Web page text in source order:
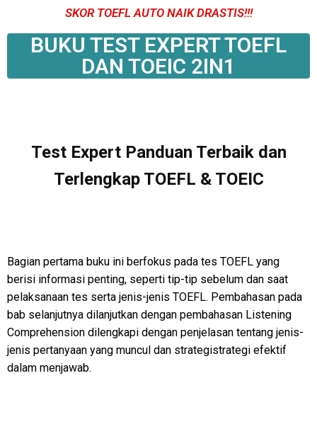
SKOR TOEFL AUTO NAIK DRASTIS!!!
BUKU TEST EXPERT TOEFL
DAN TOEIC 2IN1
Test Expert Panduan Terbaik dan
Terlengkap TOEFL & TOEIC
Bagian pertama buku ini berfokus pada tes TOEFL yang
berisi informasi penting, seperti tip-tip sebelum dan saat
pelaksanaan tes serta jenis-jenis TOEFL. Pembahasan pada
bab selanjutnya dilanjutkan dengan pembahasan Listening
Comprehension dilengkapi dengan penjelasan tentang jenis-
jenis pertanyaan yang muncul dan strategistrategi efektif
dalam menjawab.